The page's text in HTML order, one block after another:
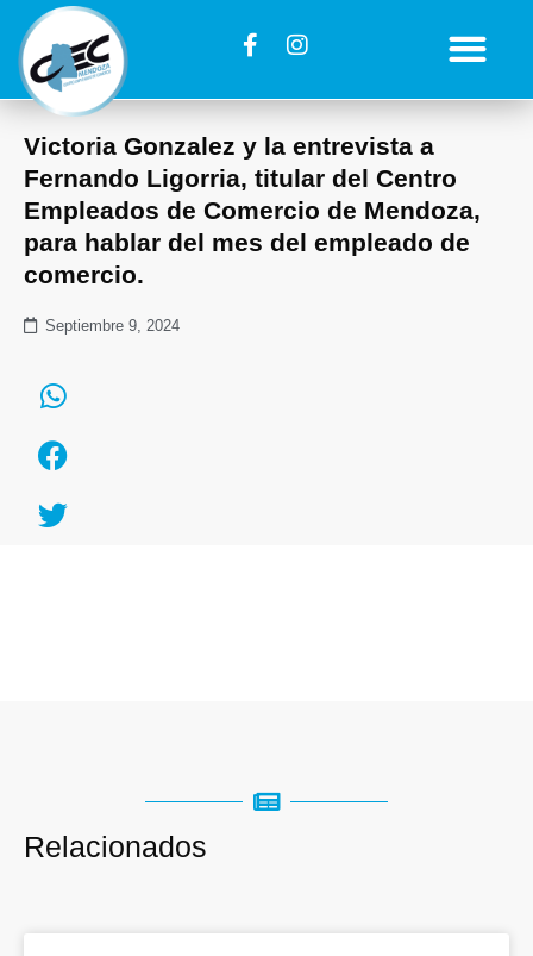
Victoria Gonzalez y la entrevista a
Fernando Ligorria, titular del Centro
Empleados de Comercio de Mendoza,
para hablar del mes del empleado de
comercio.
Septiembre 9, 2024
Relacionados